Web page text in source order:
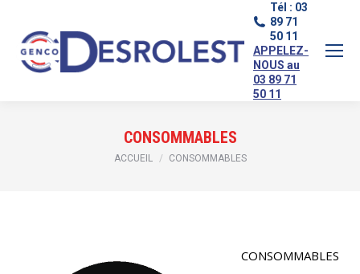
Tél : 03
89 71
50 11
APPELEZ-
NOUS au
03 89 71
50 11
CONSOMMABLES
Vous êtes ici :
ACCUEIL CONSOMMABLES
CONSOMMABLES